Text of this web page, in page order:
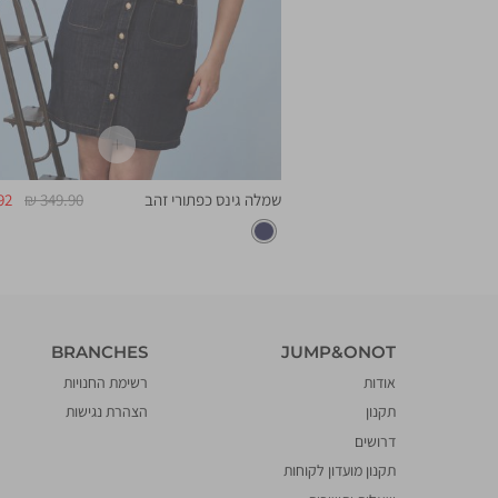
שמלה גינס כפתורי זהב ₪
מחיר
349.90 ₪
JUMP&ONOT
JUMP&ONOT
אודות
תקנון
דרושים
תקנון מועדון לקוחות
BRANCHES
BRANCHES
רשימת החנויות
הצהרת נגישות